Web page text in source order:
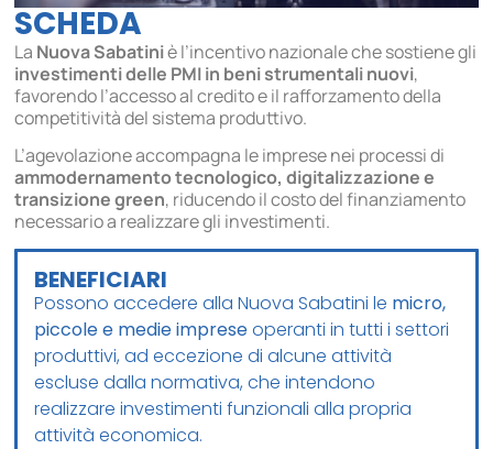
SCHEDA
La Nuova Sabatiniè l’incentivo nazionale che sostiene gli
investimenti delle PMI in beni strumentali nuovi,
favorendo l’accesso al credito e il rafforzamento della
competitività del sistema produttivo.
L’agevolazione accompagna le imprese nei processi di
ammodernamento tecnologico, digitalizzazione e
transizione green, riducendo il costo del finanziamento
necessario a realizzare gli investimenti.
BENEFICIARI
Possono accedere alla Nuova Sabatini le micro,
piccole e medie impreseoperanti in tutti i settori
produttivi, ad eccezione di alcune attività
escluse dalla normativa, che intendono
realizzare investimenti funzionali alla propria
attività economica.